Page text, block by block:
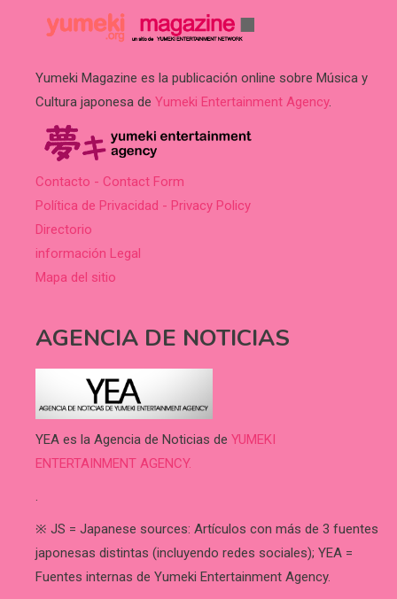
Yumeki Magazine es la publicación online sobre Música y
Cultura japonesa de Yumeki Entertainment Agency.
Contacto - Contact Form
Política de Privacidad - Privacy Policy
Directorio
información Legal
Mapa del sitio
AGENCIA DE NOTICIAS
YEA es la Agencia de Noticias de YUMEKI
ENTERTAINMENT AGENCY.
.
※ JS = Japanese sources: Artículos con más de 3 fuentes
japonesas distintas (incluyendo redes sociales); YEA =
Fuentes internas de Yumeki Entertainment Agency.